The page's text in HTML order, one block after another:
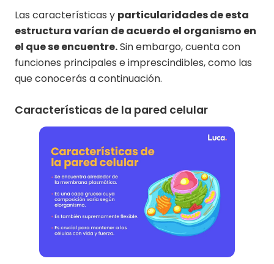
Las características y particularidades de esta
estructura varían de acuerdo el organismo en
el que se encuentre.Sin embargo, cuenta con
funciones principales e imprescindibles, como las
que conocerás a continuación.
Características de la pared celular